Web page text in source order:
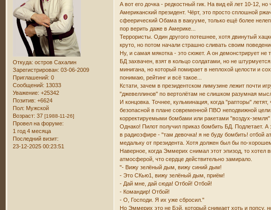
Откуда: остров Сахалин
Зарегистрирован: 03-06-2009
Приглашений: 0
Сообщений: 13033
Уважение: +25342
Позитив: +6624
Пол: Мужской
Возраст: 37[1988-11-26]
Провел на форуме:
1 год 4 месяца
Последний визит:
23-12-2025 00:23:51
А вот его дочка - редкостный гик. На вид ей лет 10-12,
Американский президент. Чёрт, это просто сплошной
сфеерический Обама в вакууме, только ещё более
пор верить даже в Америке...
Террористы. Один другого потешнее, хотя двинутый
круто, но потом начали страшно сливать своим
Ну, и самая мякотка - это сюжет. А он демонстрирует не
БД захвачен, взят в кольцо солдатами, но не
минигана, но который помирает в неплохой целости и
понимаю, рейтинг и всё такое...
Кстати, зачем в президентском лимузине лежит почти
"джевеллинов" по вертолётам не слишком разумная
И концовка. Точнее, кульминация, когда "рапторы"
безопасной в плане современной ПВО неподвижной
корректируемыми бомбами или ракетами "воздух-
Однако! Пилот получил приказ бомбить БД. Подлетает.
в радиоэфире - "там девочка! я не буду бомбить! отбой
медальку от президента. Хотя должен был бы по-
Наверное, когда Эммерих снимал этот эпизод, то
атмосферой, что сердце действительно замирало.
"- Вижу зелёный дым, вижу синий дым!
- Это СКью1, вижу зелёный дым, приём!
- Дай мне, дай сюда! Отбой! Отбой!
- Командир! Отбой!
- О, Господи. Я их уже сбросил."
Но Эммерих это не Бэй, который снимает хоть и попсу,